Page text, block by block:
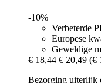
-10%
Verbeterde
Europese
Geweldige
€ 18,44 € 20,49 (€
Bezorging uiterlijk